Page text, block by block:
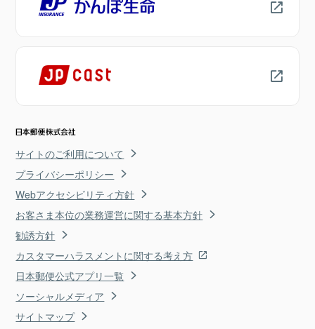
サイトのご利用について
プライバシーポリシー
Webアクセシビリティ方針
お客さま本位の業務運営に関する基本方針
勧誘方針
カスタマーハラスメントに関する考え方
日本郵便公式アプリ一覧
ソーシャルメディア
サイトマップ